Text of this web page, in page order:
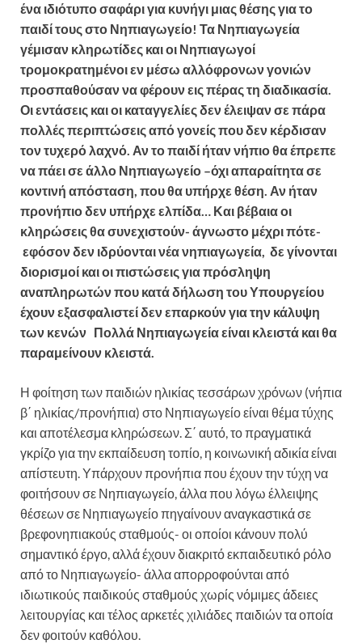
ένα ιδιότυπο σαφάρι για κυνήγι μιας θέσης για το
παιδί τους στο Νηπιαγωγείο! Τα Νηπιαγωγεία
γέμισαν κληρωτίδες και οι Νηπιαγωγοί
τρομοκρατημένοι εν μέσω αλλόφρονων γονιών
προσπαθούσαν να φέρουν εις πέρας τη διαδικασία.
Οι εντάσεις και οι καταγγελίες δεν έλειψαν σε πάρα
πολλές περιπτώσεις από γονείς που δεν κέρδισαν
τον τυχερό λαχνό. Αν το παιδί ήταν νήπιο θα έπρεπε
να πάει σε άλλο Νηπιαγωγείο –όχι απαραίτητα σε
κοντινή απόσταση, που θα υπήρχε θέση. Αν ήταν
προνήπιο δεν υπήρχε ελπίδα… Και βέβαια οι
κληρώσεις θα συνεχιστούν- άγνωστο μέχρι πότε-
εφόσον δεν ιδρύονται νέα νηπιαγωγεία, δε γίνονται
διορισμοί και οι πιστώσεις για πρόσληψη
αναπληρωτών που κατά δήλωση του Υπουργείου
έχουν εξασφαλιστεί δεν επαρκούν για την κάλυψη
των κενών Πολλά Νηπιαγωγεία είναι κλειστά και θα
παραμείνουν κλειστά.
Η φοίτηση των παιδιών ηλικίας τεσσάρων χρόνων (νήπια
β΄ ηλικίας/προνήπια) στο Νηπιαγωγείο είναι θέμα τύχης
και αποτέλεσμα κληρώσεων. Σ΄ αυτό, το πραγματικά
γκρίζο για την εκπαίδευση τοπίο, η κοινωνική αδικία είναι
απίστευτη. Υπάρχουν προνήπια που έχουν την τύχη να
φοιτήσουν σε Νηπιαγωγείο, άλλα που λόγω έλλειψης
θέσεων σε Νηπιαγωγείο πηγαίνουν αναγκαστικά σε
βρεφονηπιακούς σταθμούς- οι οποίοι κάνουν πολύ
σημαντικό έργο, αλλά έχουν διακριτό εκπαιδευτικό ρόλο
από το Νηπιαγωγείο- άλλα απορροφούνται από
ιδιωτικούς παιδικούς σταθμούς χωρίς νόμιμες άδειες
λειτουργίας και τέλος αρκετές χιλιάδες παιδιών τα οποία
δεν φοιτούν καθόλου.